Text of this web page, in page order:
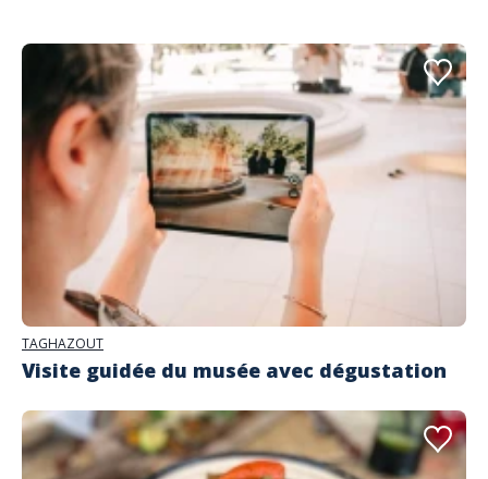
TAGHAZOUT
Visite guidée du musée avec dégustation